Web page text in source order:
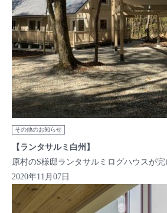
その他のお知らせ
【ランタサルミ白州】
原村のS様邸ランタサルミログハウスが完
2020年11月07日